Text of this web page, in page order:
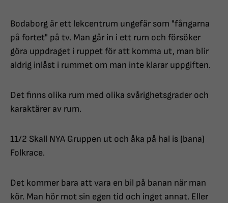
Bodaborg är ett lekcentrum ungefär som "fångarna
på fortet" på tv. Man går in i ett rum och försöker
göra uppdraget i ruppet för att komma ut, man blir
aldrig inlåst i rummet om man inte klarar uppgiften.
Det finns olika rum med olika svårighetsgrader och
karaktärer av rum.
11/2 Skall NYA Gruppen ut och åka på hal is (bana)
Folkrace.
Det kommer bara att vara en bil på banan när man
kör. Man hör mot sin egen tid och inget annat. Eller